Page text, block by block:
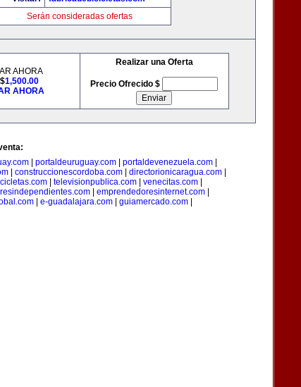
Serán consideradas ofertas
AHORA
1,500.00
AHORA
Realizar una Oferta
Precio Ofrecido $
| portaldeuruguay.com| portaldevenezuela.com|
| construccionescordoba.com| directorionicaragua.com|
televisionpublica.com venecitas.com
| emprendedoresinternet.com|
e-guadalajara.com guiamercado.com